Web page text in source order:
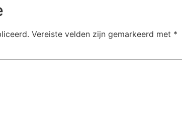
Vereiste velden zijn gemarkeerd met *